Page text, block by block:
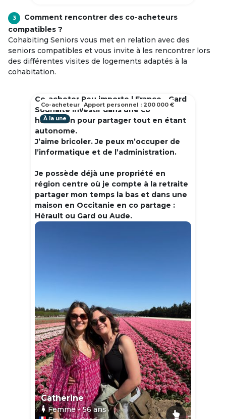
3
Comment rencontrer des co-acheteurs
compatibles ?
Cohabiting Seniors vous met en relation avec des
seniors compatibles et vous invite à les rencontrer lors
des différentes visites de logements adaptés à la
cohabitation.
Co-acheter Peu importe | France - Gard
Souhaite investir dans une co
habitation pour partager tout en étant
autonome.
J’aime bricoler. Je peux m’occuper de
l’informatique et de l’administration.
Je possède déjà une propriété en
région centre où je compte à la retraite
partager mon temps la bas et dans une
maison en Occitanie en co partage :
Hérault ou Gard ou Aude.
À la une
Catherine
Femme- 56ans
Co-acheteur Apport personnel : 200 000 €